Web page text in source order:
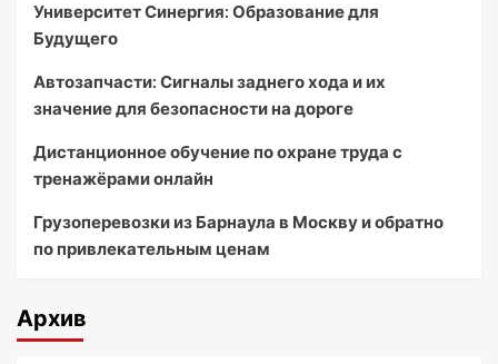
Университет Синергия: Образование для
Будущего
Автозапчасти: Сигналы заднего хода и их
значение для безопасности на дороге
Дистанционное обучение по охране труда с
тренажёрами онлайн
Грузоперевозки из Барнаула в Москву и обратно
по привлекательным ценам
Архив